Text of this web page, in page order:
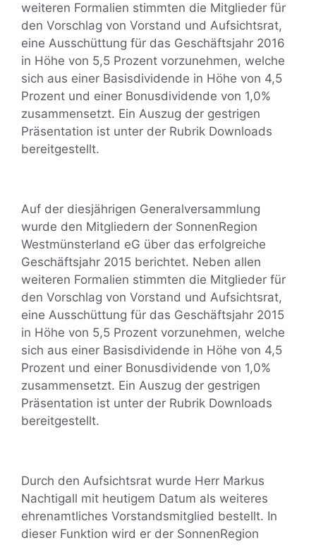
weiteren Formalien stimmten die Mitglieder für
den Vorschlag von Vorstand und Aufsichtsrat,
eine Ausschüttung für das Geschäftsjahr 2016
in Höhe von 5,5 Prozent vorzunehmen, welche
sich aus einer Basisdividende in Höhe von 4,5
Prozent und einer Bonusdividende von 1,0%
zusammensetzt. Ein Auszug der gestrigen
Präsentation ist unter der Rubrik Downloads
bereitgestellt.
Auf der diesjährigen Generalversammlung
wurde den Mitgliedern der SonnenRegion
Westmünsterland eG über das erfolgreiche
Geschäftsjahr 2015 berichtet. Neben allen
weiteren Formalien stimmten die Mitglieder für
den Vorschlag von Vorstand und Aufsichtsrat,
eine Ausschüttung für das Geschäftsjahr 2015
in Höhe von 5,5 Prozent vorzunehmen, welche
sich aus einer Basisdividende in Höhe von 4,5
Prozent und einer Bonusdividende von 1,0%
zusammensetzt. Ein Auszug der gestrigen
Präsentation ist unter der Rubrik Downloads
bereitgestellt.
Durch den Aufsichtsrat wurde Herr Markus
Nachtigall mit heutigem Datum als weiteres
ehrenamtliches Vorstandsmitglied bestellt. In
dieser Funktion wird er der SonnenRegion